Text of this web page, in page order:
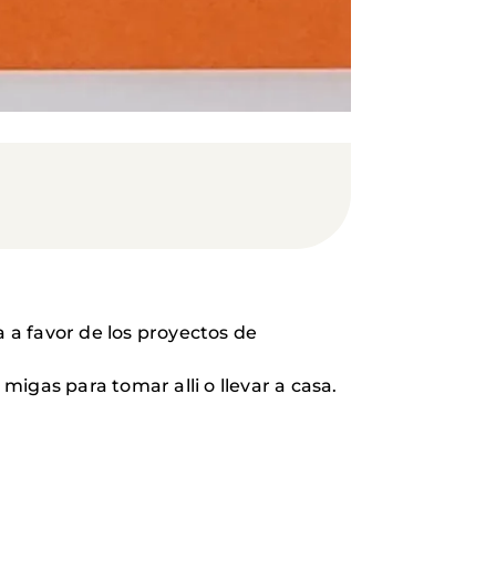
favor de los proyectos de
para tomar alli o llevar a casa.